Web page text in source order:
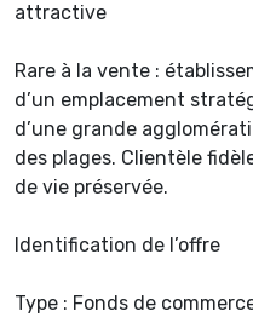
attractive
Rare à la vente :
d’un emplacement
d’une grande
des plages. Clientèle
de vie préservée.
Identification de l’offre
Type : Fonds de